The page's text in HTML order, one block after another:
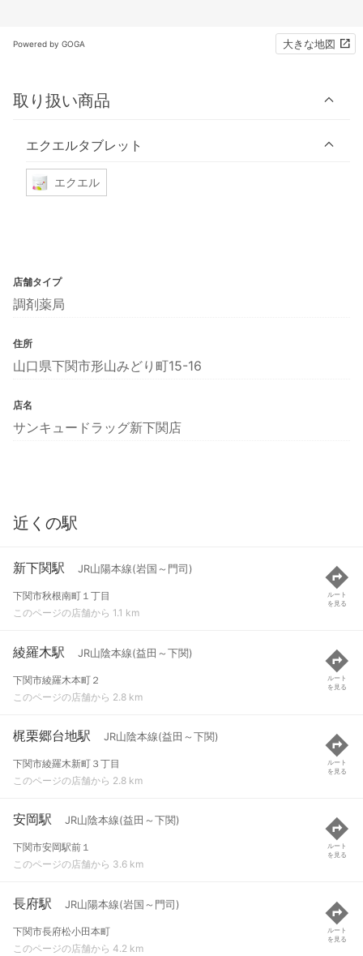
Powered by GOGA 大きな地図
取り扱い商品
エクエルタブレット
エクエル
店舗タイプ
調剤薬局
住所
山口県下関市形山みどり町15-16
店名
サンキュードラッグ新下関店
近くの駅
新下関駅 JR山陽本線(岩国～門司)
下関市秋根南町１丁目
このページの店舗から 1.1 km
ルート
を見る
綾羅木駅 JR山陰本線(益田～下関)
下関市綾羅木本町２
このページの店舗から 2.8 km
ルート
を見る
梶栗郷台地駅 JR山陰本線(益田～下関)
下関市綾羅木新町３丁目
このページの店舗から 2.8 km
ルート
を見る
安岡駅 JR山陰本線(益田～下関)
下関市安岡駅前１
このページの店舗から 3.6 km
ルート
を見る
長府駅 JR山陽本線(岩国～門司)
下関市長府松小田本町
このページの店舗から 4.2 km
ルート
を見る